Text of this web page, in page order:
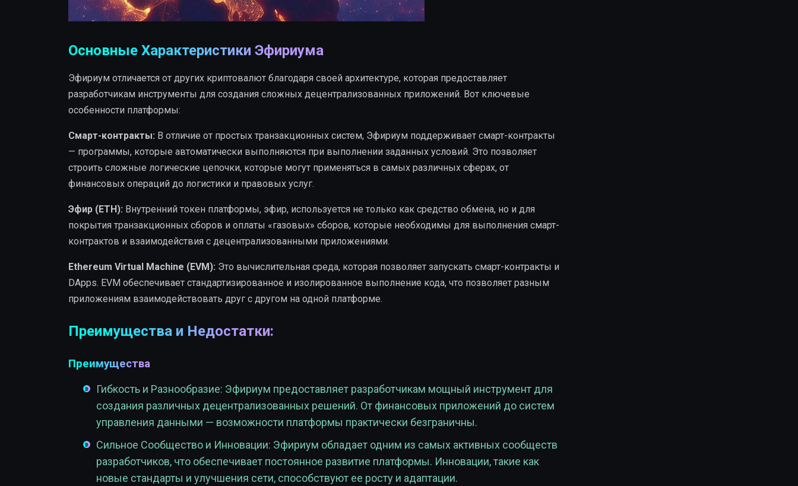
Основные Характеристики Эфириума
Эфириум отличается от других криптовалют благодаря своей архитектуре, которая предоставляет
разработчикам инструменты для создания сложных децентрализованных приложений. Вот ключевые
особенности платформы:
Смарт-контракты: В отличие от простых транзакционных систем, Эфириум поддерживает смарт-контракты
— программы, которые автоматически выполняются при выполнении заданных условий. Это позволяет
строить сложные логические цепочки, которые могут применяться в самых различных сферах, от
финансовых операций до логистики и правовых услуг.
Эфир (ETH): Внутренний токен платформы, эфир, используется не только как средство обмена, но и для
покрытия транзакционных сборов и оплаты «газовых» сборов, которые необходимы для выполнения смарт-
контрактов и взаимодействия с децентрализованными приложениями.
Ethereum Virtual Machine (EVM): Это вычислительная среда, которая позволяет запускать смарт-контракты и
DApps. EVM обеспечивает стандартизированное и изолированное выполнение кода, что позволяет разным
приложениям взаимодействовать друг с другом на одной платформе.
Преимущества и Недостатки:
Преимущества
Гибкость и Разнообразие: Эфириум предоставляет разработчикам мощный инструмент для
создания различных децентрализованных решений. От финансовых приложений до систем
управления данными — возможности платформы практически безграничны.
Сильное Сообщество и Инновации: Эфириум обладает одним из самых активных сообществ
разработчиков, что обеспечивает постоянное развитие платформы. Инновации, такие как
новые стандарты и улучшения сети, способствуют ее росту и адаптации.